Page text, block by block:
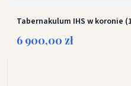
Tabernakulum IHS w koronie
6 900,00 zł